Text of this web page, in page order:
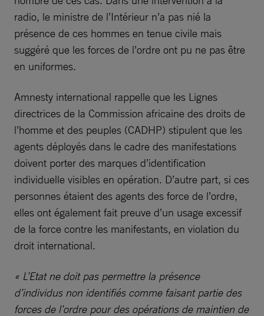
radio, le ministre de l’Intérieur n’a pas nié la
présence de ces hommes en tenue civile mais
suggéré que les forces de l’ordre ont pu ne pas être
en uniformes.
Amnesty international rappelle que les Lignes
directrices de la Commission africaine des droits de
l’homme et des peuples (CADHP) stipulent que les
agents déployés dans le cadre des manifestations
doivent porter des marques d’identification
individuelle visibles en opération. D’autre part, si ces
personnes étaient des agents des force de l’ordre,
elles ont également fait preuve d’un usage excessif
de la force contre les manifestants, en violation du
droit international.
« L’Etat ne doit pas permettre la présence
d’individus non identifiés comme faisant partie des
forces de l’ordre pour des opérations de maintien de